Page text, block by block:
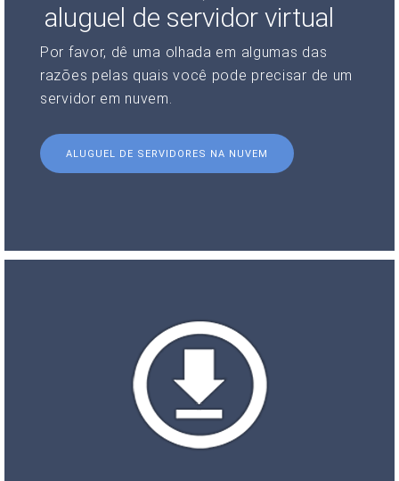
aluguel de servidor virtual
Por favor, dê uma olhada em algumas das
razões pelas quais você pode precisar de um
servidor em nuvem.
ALUGUEL DE SERVIDORES NA NUVEM